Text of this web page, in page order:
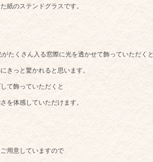
紙のステンドグラスです。
たくさん入る窓際に光を透かせて飾っていただくと
きっと驚かれると思います。
て飾っていただくと
を体感していただけます。
用意していますので